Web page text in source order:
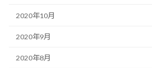
2020年10月
2020年9月
2020年8月